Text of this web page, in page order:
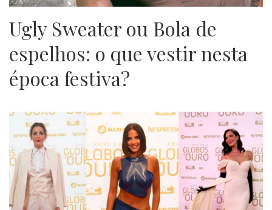
Ugly Sweater ou Bola de
espelhos: o que vestir nesta
época festiva?